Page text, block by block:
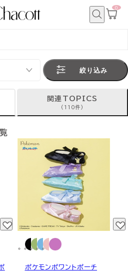
カ
0
絞り込み
関連TOPICS
(110件)
ポケモンポワントポーチ